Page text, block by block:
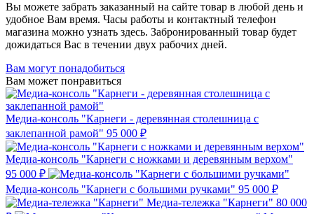
Вы можете забрать заказанный на сайте товар в любой день и
удобное Вам время. Часы работы и контактный телефон
магазина можно узнать здесь. Забронированный товар будет
дожидаться Вас в течении двух рабочих дней.
Вам могут понадобиться
Вам может понравиться
Медиа-консоль "Карнеги - деревянная столешница с
заклепанной рамой" 95 000 ₽
Медиа-консоль "Карнеги с ножками и деревянным верхом"
95 000 ₽
Медиа-консоль "Карнеги с большими ручками" 95 000 ₽
Медиа-тележка "Карнеги" 80 000